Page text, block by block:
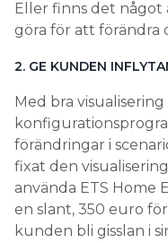
Eller finns det något
göra för att förändra
2. GE KUNDEN
Med bra
förändringar i
fixat den
använda ETS Home
en slant, 350 euro
kunden bli gisslan i